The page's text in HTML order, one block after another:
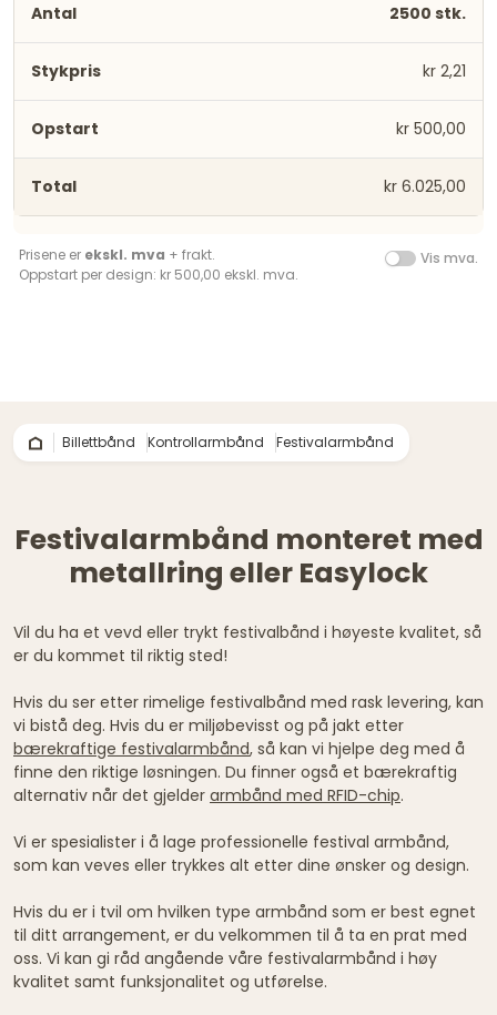
2500 stk.
kr 2,21
kr 500,00
kr 6.025,00
Prisene er ekskl. mva + frakt.
Oppstart per design: kr 500,00 ekskl. mva.
Vis mva.
Billettbånd Kontrollarmbånd Festivalarmbånd
Festivalarmbånd monteret med
metallring eller Easylock
Vil du ha et vevd eller trykt festivalbånd i høyeste kvalitet, så
er du kommet til riktig sted!
Hvis du ser etter rimelige festivalbånd med rask levering, kan
vi bistå deg. Hvis du er miljøbevisst og på jakt etter
bærekraftige festivalarmbånd, så kan vi hjelpe deg med å
finne den riktige løsningen. Du finner også et bærekraftig
alternativ når det gjelder armbånd med RFID-chip.
Vi er spesialister i å lage professionelle festival armbånd,
som kan veves eller trykkes alt etter dine ønsker og design.
Hvis du er i tvil om hvilken type armbånd som er best egnet
til ditt arrangement, er du velkommen til å ta en prat med
oss. Vi kan gi råd angående våre festivalarmbånd i høy
kvalitet samt funksjonalitet og utførelse.